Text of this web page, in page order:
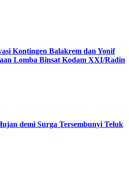
Kontingen Balakrem dan Yonif
Lomba Binsat Kodam XXI/Radin
demi Surga Tersembunyi Teluk